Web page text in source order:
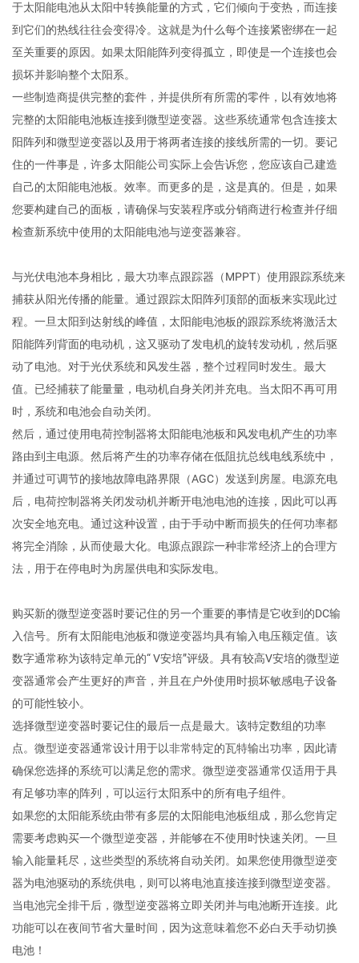
于太阳能电池从太阳中转换能量的方式，它们倾向于变热，而连接
到它们的热线往往会变得冷。这就是为什么每个连接紧密绑在一起
至关重要的原因。如果太阳能阵列变得孤立，即使是一个连接也会
损坏并影响整个太阳系。
一些制造商提供完整的套件，并提供所有所需的零件，以有效地将
完整的太阳能电池板连接到微型逆变器。这些系统通常包含连接太
阳阵列和微型逆变器以及用于将两者连接的接线所需的一切。要记
住的一件事是，许多太阳能公司实际上会告诉您，您应该自己建造
自己的太阳能电池板。效率。而更多的是，这是真的。但是，如果
您要构建自己的面板，请确保与安装程序或分销商进行检查并仔细
检查新系统中使用的太阳能电池与逆变器兼容。
与光伏电池本身相比，最大功率点跟踪器（MPPT）使用跟踪系统来
捕获从阳光传播的能量。通过跟踪太阳阵列顶部的面板来实现此过
程。一旦太阳到达射线的峰值，太阳能电池板的跟踪系统将激活太
阳能阵列背面的电动机，这又驱动了发电机的旋转发动机，然后驱
动了电池。对于光伏系统和风发生器，整个过程同时发生。最大
值。已经捕获了能量量，电动机自身关闭并充电。当太阳不再可用
时，系统和电池会自动关闭。
然后，通过使用电荷控制器将太阳能电池板和风发电机产生的功率
路由到主电源。然后将产生的功率存储在低阻抗总线电线系统中，
并通过可调节的接地故障电路界限（AGC）发送到房屋。电源充电
后，电荷控制器将关闭发动机并断开电池电池的连接，因此可以再
次安全地充电。通过这种设置，由于手动中断而损失的任何功率都
将完全消除，从而使最大化。电源点跟踪一种非常经济上的合理方
法，用于在停电时为房屋供电和实际发电。
购买新的微型逆变器时要记住的另一个重要的事情是它收到的DC输
入信号。所有太阳能电池板和微逆变器均具有输入电压额定值。该
数字通常称为该特定单元的“ V安培”评级。具有较高V安培的微型逆
变器通常会产生更好的声音，并且在户外使用时损坏敏感电子设备
的可能性较小。
选择微型逆变器时要记住的最后一点是最大。该特定数组的功率
点。微型逆变器通常设计用于以非常特定的瓦特输出功率，因此请
确保您选择的系统可以满足您的需求。微型逆变器通常仅适用于具
有足够功率的阵列，可以运行太阳系中的所有电子组件。
如果您的太阳能系统由带有多层的太阳能电池板组成，那么您肯定
需要考虑购买一个微型逆变器，并能够在不使用时快速关闭。一旦
输入能量耗尽，这些类型的系统将自动关闭。如果您使用微型逆变
器为电池驱动的系统供电，则可以将电池直接连接到微型逆变器。
当电池完全排干后，微型逆变器将立即关闭并与电池断开连接。此
功能可以在夜间节省大量时间，因为这意味着您不必白天手动切换
电池！